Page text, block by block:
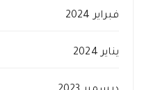
فبراير 2024
يناير 2024